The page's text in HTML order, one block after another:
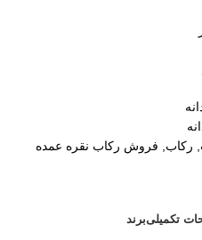
, رکاب, فروش رکاب نقره عمده
تکمیلیبرند